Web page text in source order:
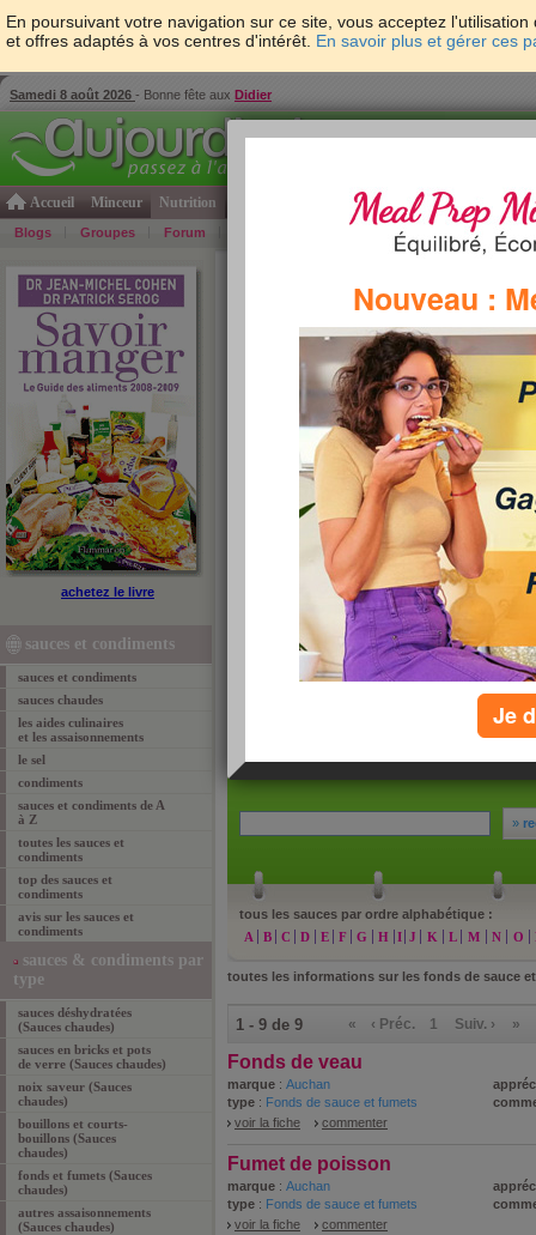
En poursuivant votre navigation sur ce site, vous acceptez
et offres adaptés à vos centres d'intérêt. En savoir plus et gérer ces
Samedi 8 août 2026 - Bonne fête aux Didier
Accueil Minceur Nutrition Psycho & tests Forme & santé
Blogs Groupes Forum Bons Plans
achetez le livre
sauces et condiments
sauces et condiments
sauces chaudes
les aides culinaires
et les assaisonnements
le sel
condiments
sauces et condiments de A
à Z
toutes les sauces et
condiments
top des sauces et
condiments
avis sur les sauces et
condiments
sauces & condiments par
type
sauces déshydratées
(Sauces chaudes)
sauces en bricks et pots
de verre (Sauces chaudes)
noix saveur (Sauces
chaudes)
bouillons et courts-
bouillons (Sauces
chaudes)
fonds et fumets (Sauces
chaudes)
autres assaisonnements
(Sauces chaudes)
fonds et fumets (Sauces chaudes)
Les fonds de sauce et fumets sont des bouillons
confectionner une sauce ou mouiller un ragoût ou
préparation et de réduction si on les cuisine selon
de plus en plus remplacés par des préparations
vous effrayez pas de leur valeur calorique pour
générale, on n’utilise que 10 g de ces
négligeable dans le calcul calorique de la ration
»
tous les sauces par ordre alphabétique :
A
B C D E F G H I J K L M N O
toutes les informations sur les fonds de sauce
1 - 9 de 9 « ‹ Préc. 1 Suiv. › »
Fonds de veau
marque : Auchan
type : Fonds de sauce et fumets
voir la fiche
commenter
Fumet de poisson
marque : Auchan
type : Fonds de sauce et fumets
voir la fiche
commenter
Nouveau :
Je